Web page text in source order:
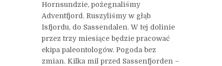
Hornsundzie, pożegnaliśmy
Adventfjord. Ruszyliśmy w głąb
Isfjordu, do Sassendalen. W tej dolinie
przez trzy miesiące będzie pracować
ekipa paleontologów. Pogoda bez
zmian. Kilka mil przed Sassenfjorden –